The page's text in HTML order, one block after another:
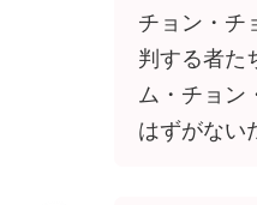
チョン・チ
判する者た
ム・チョン
はずがない